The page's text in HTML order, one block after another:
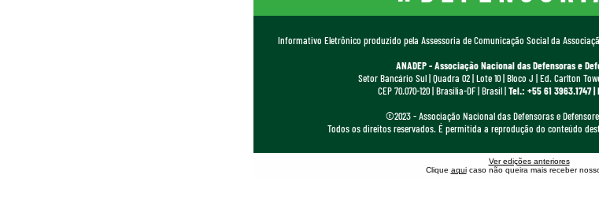
Informativo Eletrônico produzido pela Assessoria de Comunicação Social da
ANADEP - Associação Nacional das Defensoras e
Setor Bancário Sul | Quadra 02 | Lote 10 | Bloco J | Ed. Carlton
CEP 70.070-120 | Brasília-DF | Brasil |Tel.: +55 61 3963.1747
©2023 - Associação Nacional das Defensoras e
Todos os direitos reservados. É permitida a reprodução do conteúdo
Ver edições anteriores
Clique aquicaso não queira mais receber